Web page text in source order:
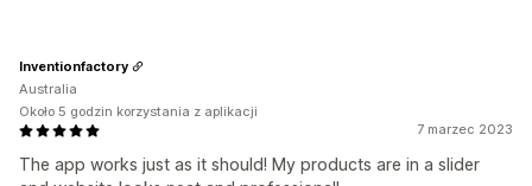
7 marzec 2023
The app works just as it should! My products are in a slider
Inventionfactory
Australia
Około 5 godzin korzystania z aplikacji